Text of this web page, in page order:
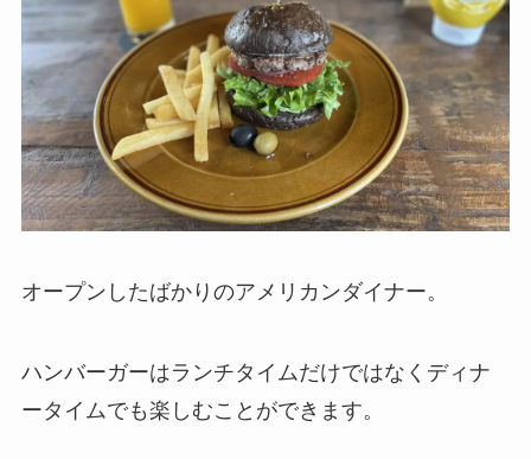
オープンしたばかりのアメリカンダイナー。
ハンバーガーはランチタイムだけではなくディナ
ータイムでも楽しむことができます。